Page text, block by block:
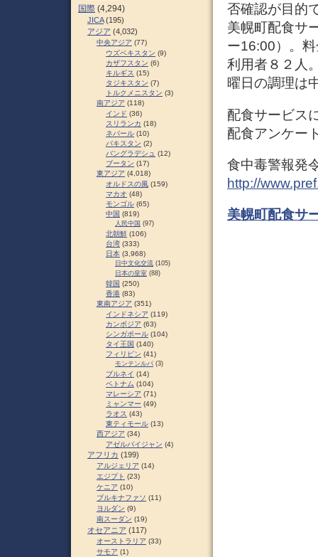
否確認が目的
美幌町配食サ
ー16:00）。
利用者８２人
曜日の調理は
配食サービス
配食アンケー
食中毒警報発
http://
美幌町配食サ
国際 (4,294)
JICA(195)
アジア (4,032)
中央アジア (77)
ウズベキスタン (9)
カザフスタン (6)
キルギス (15)
タジキスタン (7)
トルクメニスタン (3)
南アジア (118)
インド (36)
スリランカ (18)
ネパール (10)
パキスタン (2)
バングラデシュ (12)
ブータン (17)
東アジア (4,018)
オルドスの風 (159)
マカオ (48)
モンゴル (65)
中国 (819)
人民中国 (97)
北朝鮮 (106)
台湾 (333)
日本 (3,968)
日中文化交流 (105)
日本の皇室 (88)
韓国 (250)
香港 (83)
東南アジア (351)
インドネシア (119)
カンボジア (63)
シンガポール (104)
タイ王国 (140)
フィリピン (41)
モンテンルパ (3)
ブルネイ (14)
ベトナム (104)
マレーシア (71)
ミャンマー (49)
ラオス (43)
東ティモール (13)
西アジア (34)
アゼルバイジャン (4)
アフリカ (199)
アルジェリア (14)
エジプト (23)
ケニア (10)
ブルキナファソ (11)
ヨルダン (9)
南スーダン (19)
オセアニア (117)
オーストラリア (33)
サモア (1)